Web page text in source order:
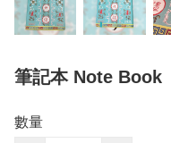
筆記本 Note Book
數量